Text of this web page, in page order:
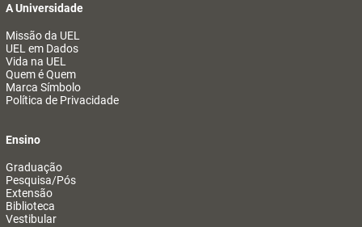
A Universidade
Missão da UEL
UEL em Dados
Vida na UEL
Quem é Quem
Marca Símbolo
Política de Privacidade
Ensino
Graduação
Pesquisa/Pós
Extensão
Biblioteca
Vestibular